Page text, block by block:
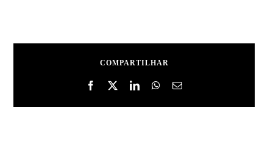
COMPARTILHAR